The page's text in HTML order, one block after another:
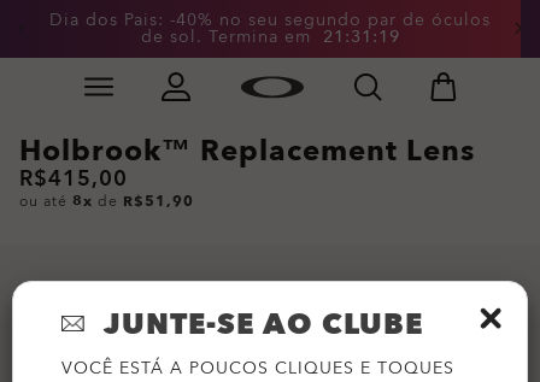
Skip to
Dia dos Pais: -40% no seu segundo par de óculos
de sol. Termina em 21 :31:1 9
Slide 3 of 4. Dia dos Pais: -40% no seu segundo par
Holbrook™ Replacement Lens
R$415,00
ou até 8x de R$51,90
JUNTE-SE AO CLUBE
VOCÊ ESTÁ A POUCOS CLIQUES E TOQUES